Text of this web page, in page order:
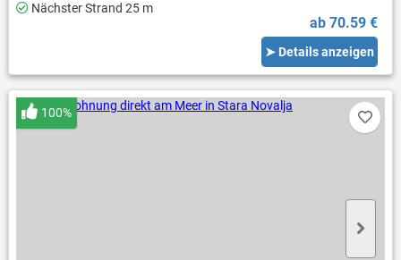
Nächster Strand 25 m
ab 70.59 €
➤ Details anzeigen
100%